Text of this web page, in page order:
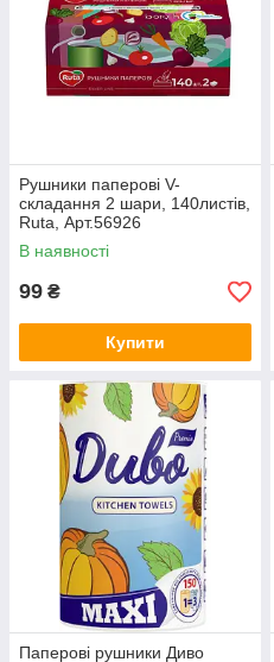
Рушники паперові V-
складання 2 шари, 140листів,
Ruta, Арт.56926
В наявності
99 ₴
Купити
Паперові рушники Диво